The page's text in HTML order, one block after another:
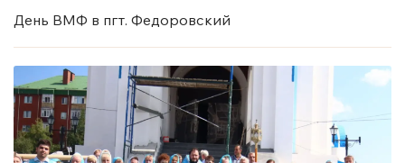
День ВМФ в пгт. Федоровский